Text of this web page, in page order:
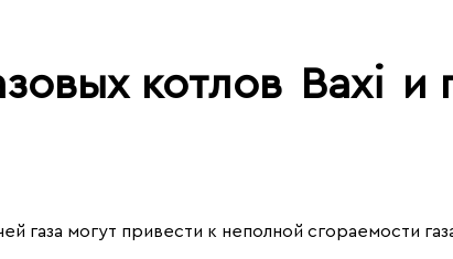
котлов Baxi и
газа могут привести к неполной сгораемости